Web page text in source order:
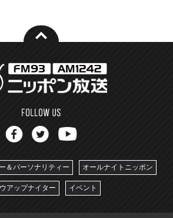
＆パーソナリティー オールナイトニッポン
アップナイター イベント